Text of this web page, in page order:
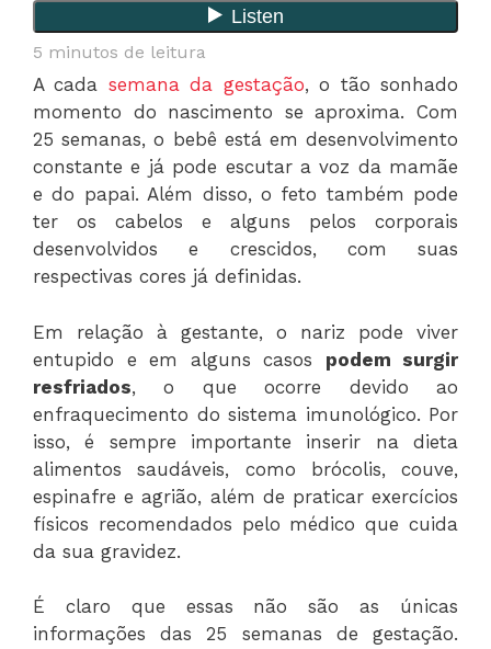
5 minutos de leitura
A cada semana da gestação, o tão sonhado
momento do nascimento se aproxima. Com
25 semanas, o bebê está em desenvolvimento
constante e já pode escutar a voz da mamãe
e do papai. Além disso, o feto também pode
ter os cabelos e alguns pelos corporais
desenvolvidos e crescidos, com suas
respectivas cores já definidas.
Em relação à gestante, o nariz pode viver
entupido e em alguns casos podem surgir
resfriados, o que ocorre devido ao
enfraquecimento do sistema imunológico. Por
isso, é sempre importante inserir na dieta
alimentos saudáveis, como brócolis, couve,
espinafre e agrião, além de praticar exercícios
físicos recomendados pelo médico que cuida
da sua gravidez.
É claro que essas não são as únicas
informações das 25 semanas de gestação.